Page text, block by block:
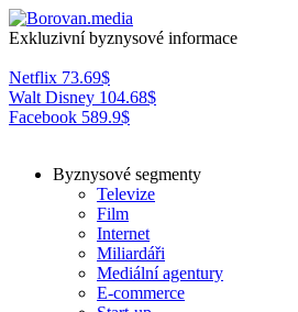
Exkluzivní byznysové informace
Netflix 73.69$
Walt Disney 104.68$
Facebook 589.9$
Byznysové segmenty
Televize
Film
Internet
Miliardáři
Mediální agentury
E-commerce